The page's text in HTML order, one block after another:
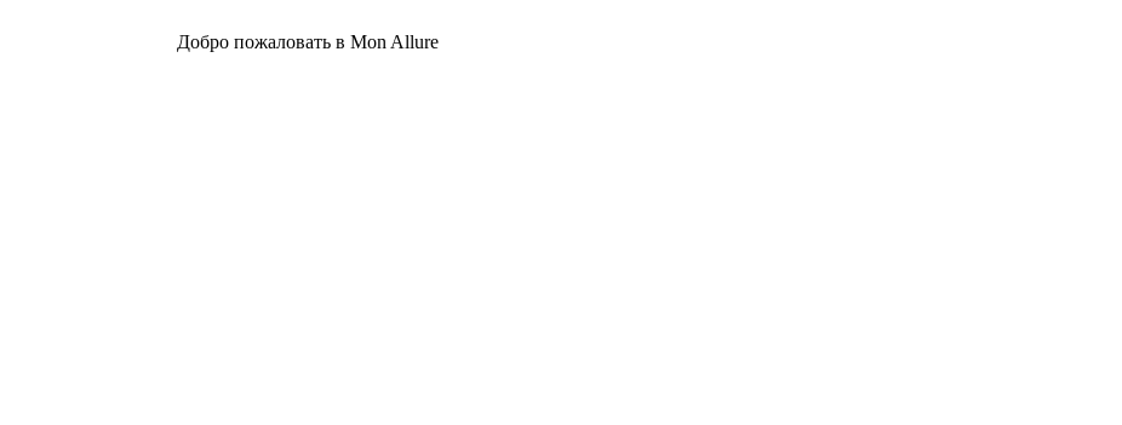
Добро пожаловать в Mon Allure